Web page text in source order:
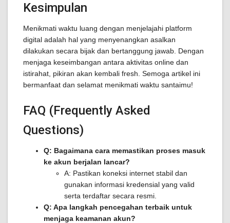
Kesimpulan
Menikmati waktu luang dengan menjelajahi platform
digital adalah hal yang menyenangkan asalkan
dilakukan secara bijak dan bertanggung jawab. Dengan
menjaga keseimbangan antara aktivitas online dan
istirahat, pikiran akan kembali fresh. Semoga artikel ini
bermanfaat dan selamat menikmati waktu santaimu!
FAQ (Frequently Asked
Questions)
Q: Bagaimana cara memastikan proses masuk
ke akun berjalan lancar?
A: Pastikan koneksi internet stabil dan
gunakan informasi kredensial yang valid
serta terdaftar secara resmi.
Q: Apa langkah pencegahan terbaik untuk
menjaga keamanan akun?